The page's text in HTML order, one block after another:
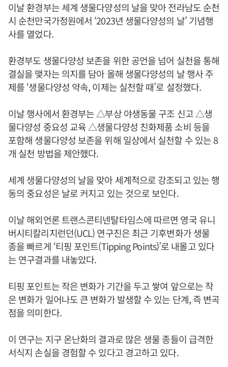
이날 환경부는 세계 생물다양성의 날을 맞아 전라남도 순천
시 순천만국가정원에서 ‘2023년 생물다양성의 날’ 기념행
사를 열었다.
환경부도 생물다양성 보존을 위한 공언을 넘어 실천을 통해
결실을 맺자는 의지를 담아 올해 생물다양성의 날 행사 주
제를 ‘생물다양성 약속, 이제는 실천할 때’로 설정했다.
이날 행사에서 환경부는 △부상 야생동물 구조 신고 △생
물다양성 중요성 교육 △생물다양성 친화제품 소비 등을
포함해 생물다양성 보존을 위해 일상에서 실천할 수 있는 8
개 실천 방법을 제안했다.
세계 생물다양성의 날을 맞아 세계적으로 강조되고 있는 행
동의 중요성은 날로 커지고 있는 것으로 보인다.
이날 해외언론 트랜스콘티넨탈타임스에 따르면 영국 유니
버시티칼리지런던(UCL) 연구진은 최근 기후변화가 생물
종을 빠르게 ‘티핑 포인트(Tipping Points)’로 내몰고 있다
는 연구결과를 내놓았다.
티핑 포인트는 작은 변화가 기간을 두고 쌓여 앞으로는 작
은 변화가 일어나도 큰 변화가 발생할 수 있는 단계, 즉 변곡
점을 의미한다.
이 연구는 지구 온난화의 결과로 많은 생물 종들이 급격한
서식지 손실을 경험할 수 있다고 경고하고 있다.